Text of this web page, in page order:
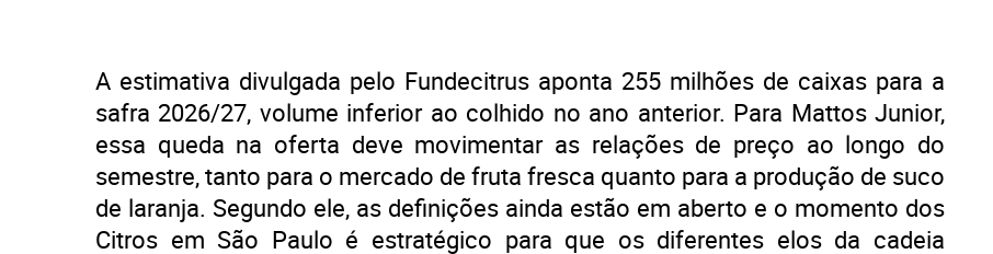
A estimativa divulgada pelo Fundecitrus aponta 255 milhões de caixas para a
safra 2026/27, volume inferior ao colhido no ano anterior. Para Mattos Junior,
essa queda na oferta deve movimentar as relações de preço ao longo do
semestre, tanto para o mercado de fruta fresca quanto para a produção de suco
de laranja. Segundo ele, as definições ainda estão em aberto e o momento dos
Citros em São Paulo é estratégico para que os diferentes elos da cadeia